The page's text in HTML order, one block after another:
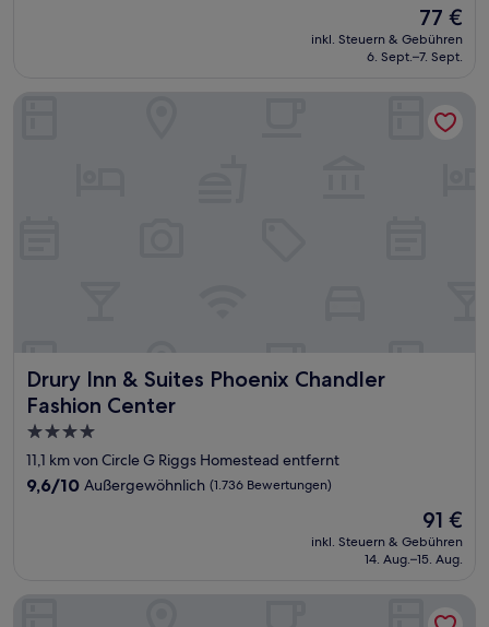
Der
Preis
beträgt
77 €
inkl. Steuern & Gebühren
6. Sept.–7. Sept.
Drury Inn & Suites Phoenix Chandler
Fashion Center
Drury Inn & Suites Phoenix Chandler Fashion Center
4.0-
Sterne-
Unterkunft
11,1 km von Circle G Riggs Homestead entfernt
9.6
9,6/10 Außergewöhnlich (1.736 Bewertungen)
Der
Preis
beträgt
91 €
inkl. Steuern & Gebühren
14. Aug.–15. Aug.
Everhome Suites Chandler Phoenix Fashion Center